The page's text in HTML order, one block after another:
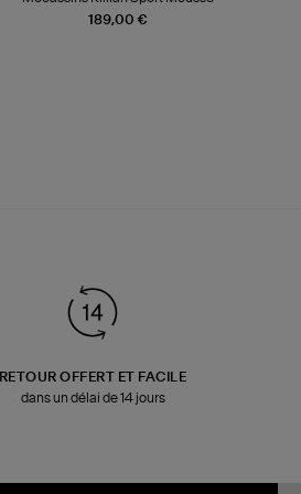
189,00 €
RETOUR OFFERT ET FACILE
dans un délai de 14 jours